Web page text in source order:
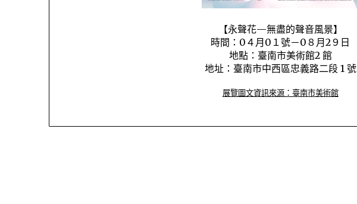
【永聲花—無盡的聲音風景】
時間：0４月0１號－0８月2９日
地點：臺南市美術館2 館
地址：臺南市中西區忠義路二段 1 號
展覽圖文資訊來源：臺南市美術館